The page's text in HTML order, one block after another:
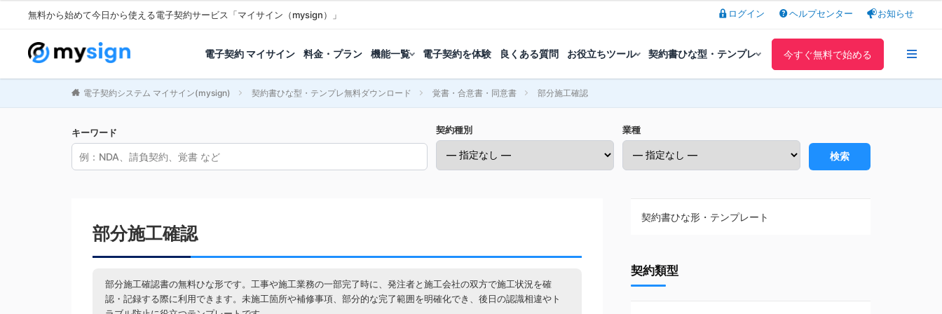
無料から始めて今日から使える電子契約サービス「マイサイン（mysign）」 ログイン ヘルプセンター お知らせ
電子契約 マイサイン 料金・プラン 機能一覧 電子契約を体験 良くある質問 お役立ちツール 契約書ひな型・テンプレ 今すぐ無料で始める
電子契約システム マイサイン(mysign) 契約書ひな型・テンプレ無料ダウンロード 覚書・合意書・同意書 部分施工確認
キーワード 契約種別 業種
検索
部分施工確認
部分施工確認書の無料ひな形です。工事や施工業務の一部完了時に、発注者と施工会社の双方で施工状況を確
認・記録する際に利用できます。未施工箇所や補修事項、部分的な完了範囲を明確化でき、後日の認識相違やト
契約書ひな形・テンプレート
NDA（秘密保持契約）
契約類型